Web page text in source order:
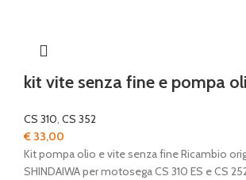
kit vite senza fine e pompa
CS 310, CS 352
€ 33,00
Kit pompa olio e vite senza fine Ricambio
SHINDAIWA per motosega CS 310 ES e CS